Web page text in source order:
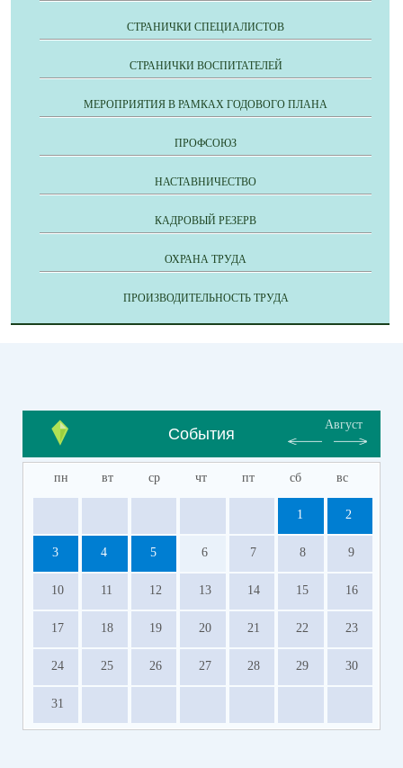
СТРАНИЧКИ СПЕЦИАЛИСТОВ
СТРАНИЧКИ ВОСПИТАТЕЛЕЙ
МЕРОПРИЯТИЯ В РАМКАХ ГОДОВОГО ПЛАНА
ПРОФСОЮЗ
НАСТАВНИЧЕСТВО
КАДРОВЫЙ РЕЗЕРВ
ОХРАНА ТРУДА
ПРОИЗВОДИТЕЛЬНОСТЬ ТРУДА
События
Август
пн вт ср чт пт сб вс
1 2
3 4 5 6 7 8 9
10 11 12 13 14 15 16
17 18 19 20 21 22 23
24 25 26 27 28 29 30
31